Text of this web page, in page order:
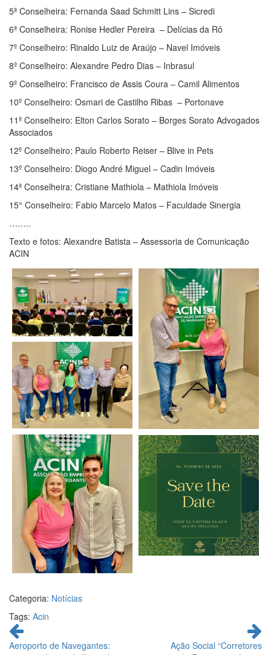
5ª Conselheira: Fernanda Saad Schmitt Lins – Sicredi
6ª Conselheira: Ronise Hedler Pereira – Delícias da Rô
7º Conselheiro: Rinaldo Luiz de Araújo – Navel Imóveis
8º Conselheiro: Alexandre Pedro Dias – Inbrasul
9º Conselheiro: Francisco de Assis Coura – Camil Alimentos
10º Conselheiro: Osmari de Castilho Ribas – Portonave
11º Conselheiro: Elton Carlos Sorato – Borges Sorato Advogados
Associados
12º Conselheiro: Paulo Roberto Reiser – Blive in Pets
13º Conselheiro: Diogo André Miguel – Cadin Imóveis
14ª Conselheira: Cristiane Mathiola – Mathiola Imóveis
15° Conselheiro: Fabio Marcelo Matos – Faculdade Sinergia
……..
Texto e fotos: Alexandre Batista – Assessoria de Comunicação
ACIN
Categoria: Notícias
Tags: Acin
Continue
lendo
Aeroporto de Navegantes:
Ação Social “Corretores